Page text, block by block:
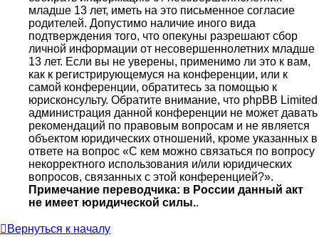
младше 13 лет, иметь на это письменное согласие
родителей. Допустимо наличие иного вида
подтверждения того, что опекуны разрешают сбор
личной информации от несовершеннолетних младше
13 лет. Если вы не уверены, применимо ли это к вам,
как к регистрирующемуся на конференции, или к
самой конференции, обратитесь за помощью к
юрисконсульту. Обратите внимание, что phpBB Limited
администрация данной конференции не может давать
рекомендаций по правовым вопросам и не является
объектом юридических отношений, кроме указанных в
ответе на вопрос «С кем можно связаться по вопросу
некорректного использования и/или юридических
вопросов, связанных с этой конференцией?».
Примечание переводчика: в России данный акт
не имеет юридической силы..
Вернуться к началу